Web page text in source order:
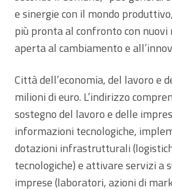
e sinergie con il mondo
più pronta al confronto con nuovi
aperta al cambiamento e
Città dell’economia, del lavoro e
milioni di euro. L’indirizzo
sostegno del lavoro e delle
informazioni tecnologiche,
dotazioni infrastrutturali
tecnologiche) e attivare servizi a
imprese (laboratori, azioni di